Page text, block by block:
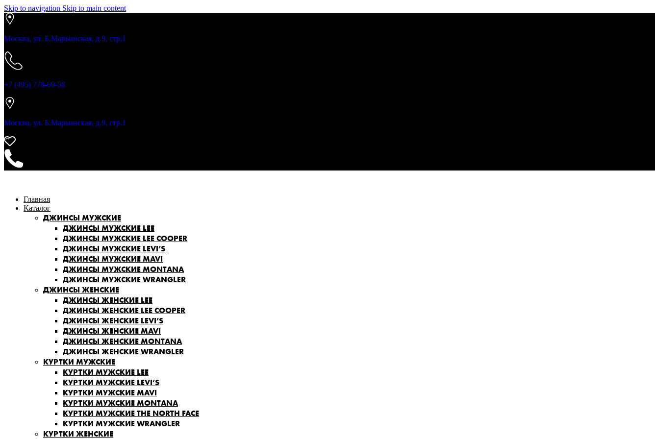
Skip to navigation Skip to main content
Москва, ул. Б.Марьинская, д.9, стр.1
+7 (495) 778-69-58
Москва, ул. Б.Марьинская, д.9, стр.1
Главная
Каталог
ДЖИНСЫ МУЖСКИЕ
ДЖИНСЫ МУЖСКИЕ LEE
ДЖИНСЫ МУЖСКИЕ LEE COOPER
ДЖИНСЫ МУЖСКИЕ LEVI’S
ДЖИНСЫ МУЖСКИЕ MAVI
ДЖИНСЫ МУЖСКИЕ MONTANA
ДЖИНСЫ МУЖСКИЕ WRANGLER
ДЖИНСЫ ЖЕНСКИЕ
ДЖИНСЫ ЖЕНСКИЕ LEE
ДЖИНСЫ ЖЕНСКИЕ LEE COOPER
ДЖИНСЫ ЖЕНСКИЕ LEVI’S
ДЖИНСЫ ЖЕНСКИЕ MAVI
ДЖИНСЫ ЖЕНСКИЕ MONTANA
ДЖИНСЫ ЖЕНСКИЕ WRANGLER
КУРТКИ МУЖСКИЕ
КУРТКИ МУЖСКИЕ LEE
КУРТКИ МУЖСКИЕ LEVI’S
КУРТКИ МУЖСКИЕ MAVI
КУРТКИ МУЖСКИЕ MONTANA
КУРТКИ МУЖСКИЕ THE NORTH FACE
КУРТКИ МУЖСКИЕ WRANGLER
КУРТКИ ЖЕНСКИЕ